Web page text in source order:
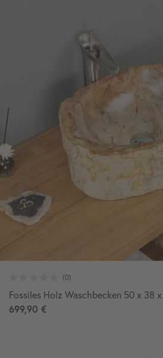
Fossiles Holz Waschbecken 50 x 38
699,90 €